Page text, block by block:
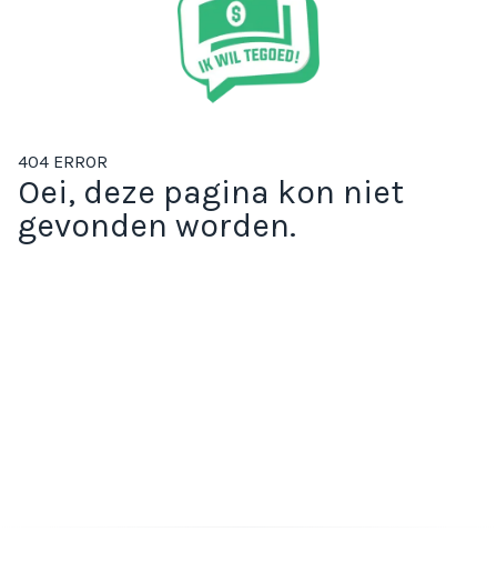
404 ERROR
Oei, deze pagina kon niet
gevonden worden.